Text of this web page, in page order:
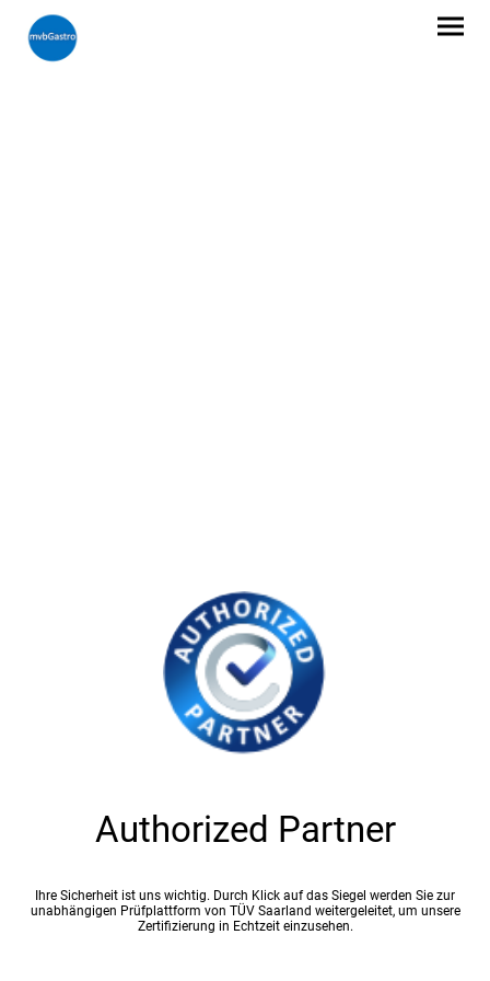
Authorized Partner
Ihre Sicherheit ist uns wichtig. Durch Klick auf das Siegel werden Sie zur
unabhängigen Prüfplattform von TÜV Saarland weitergeleitet, um unsere
Zertifizierung in Echtzeit einzusehen.